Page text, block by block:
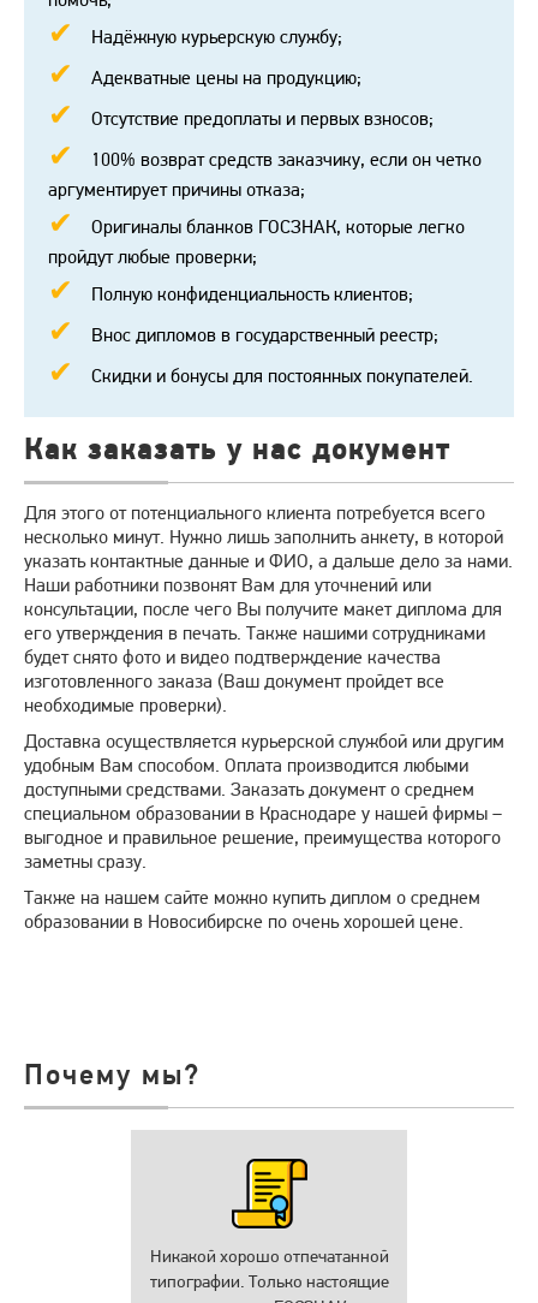
Надёжную курьерскую службу;
Адекватные цены на продукцию;
Отсутствие предоплаты и первых взносов;
100% возврат средств заказчику, если он четко
аргументирует причины отказа;
Оригиналы бланков ГОСЗНАК, которые легко
пройдут любые проверки;
Полную конфиденциальность клиентов;
Внос дипломов в государственный реестр;
Скидки и бонусы для постоянных покупателей.
Как заказать у нас документ
Для этого от потенциального клиента потребуется всего
несколько минут. Нужно лишь заполнить анкету, в которой
указать контактные данные и ФИО, а дальше дело за нами.
Наши работники позвонят Вам для уточнений или
консультации, после чего Вы получите макет диплома для
его утверждения в печать. Также нашими сотрудниками
будет снято фото и видео подтверждение качества
изготовленного заказа (Ваш документ пройдет все
необходимые проверки).
Доставка осуществляется курьерской службой или другим
удобным Вам способом. Оплата производится любыми
доступными средствами. Заказать документ о среднем
специальном образовании в Краснодаре у нашей фирмы –
выгодное и правильное решение, преимущества которого
заметны сразу.
Также на нашем сайте можно купить диплом о среднем
образовании в Новосибирске по очень хорошей цене.
Почему мы?
Никакой хорошо отпечатанной
типографии. Только настоящие